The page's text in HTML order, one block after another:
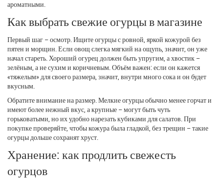
ароматными.
Как выбрать свежие огурцы в магазине
Первый шаг – осмотр. Ищите огурцы с ровной, яркой кожурой без
пятен и морщин. Если овощ слегка мягкий на ощупь, значит, он уже
начал стареть. Хороший огурец должен быть упругим, а хвостик –
зелёным, а не сухим и коричневым. Объём важен: если он кажется
«тяжелым» для своего размера, значит, внутри много сока и он будет
вкусным.
Обратите внимание на размер. Мелкие огурцы обычно менее горчат и
имеют более нежный вкус, а крупные – могут быть чуть
горьковатыми, но их удобно нарезать кубиками для салатов. При
покупке проверяйте, чтобы кожура была гладкой, без трещин – такие
огурцы дольше сохранят хруст.
Хранение: как продлить свежесть
огурцов